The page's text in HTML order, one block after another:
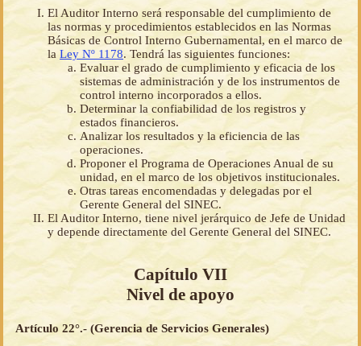
El Auditor Interno será responsable del cumplimiento de
las normas y procedimientos establecidos en las Normas
Básicas de Control Interno Gubernamental, en el marco de
la Ley Nº 1178. Tendrá las siguientes funciones:
Evaluar el grado de cumplimiento y eficacia de los
sistemas de administración y de los instrumentos de
control interno incorporados a ellos.
Determinar la confiabilidad de los registros y
estados financieros.
Analizar los resultados y la eficiencia de las
operaciones.
Proponer el Programa de Operaciones Anual de su
unidad, en el marco de los objetivos institucionales.
Otras tareas encomendadas y delegadas por el
Gerente General del SINEC.
El Auditor Interno, tiene nivel jerárquico de Jefe de Unidad
y depende directamente del Gerente General del SINEC.
Capítulo VII
Nivel de apoyo
Artículo 22°.- (Gerencia de Servicios Generales)